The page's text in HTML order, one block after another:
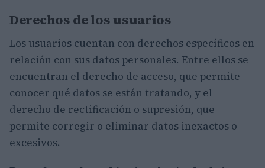
Derechos de los usuarios
Los usuarios cuentan con derechos específicos en
relación con sus datos personales. Entre ellos se
encuentran el derecho de acceso, que permite
conocer qué datos se están tratando, y el
derecho de rectificación o supresión, que
permite corregir o eliminar datos inexactos o
excesivos.